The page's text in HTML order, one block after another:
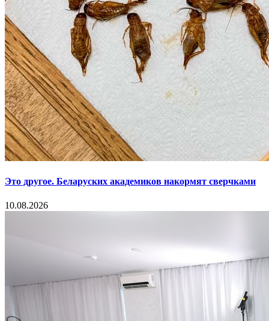
Это другое. Беларуских академиков накормят сверчками
10.08.2026